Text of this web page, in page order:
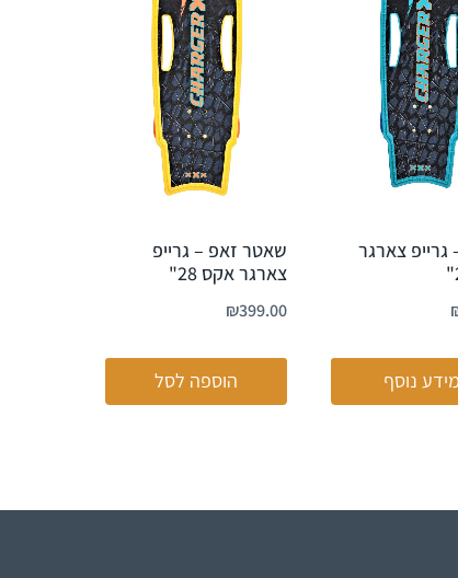
צארגר
מידע נוסף
שאטר זאפ – גרייפ
צארגר אקס 28"
₪399.00
הוספה לסל